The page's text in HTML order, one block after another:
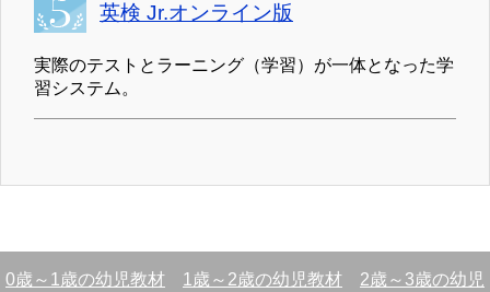
英検 Jr.オンライン版
実際のテストとラーニング（学習）が一体となった学
習システム。
0歳～1歳の幼児教材 1歳～2歳の幼児教材 2歳～3歳の幼児